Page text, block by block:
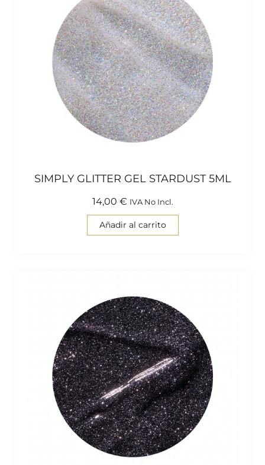
SIMPLY GLITTER GEL STARDUST 5ML
14,00 € IVA No Incl.
Añadir al carrito